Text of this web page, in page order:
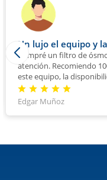
Relación precio
Atención con el cliente
calidad es el mejor.
starstarstarstarstar
Jaguar Pintado